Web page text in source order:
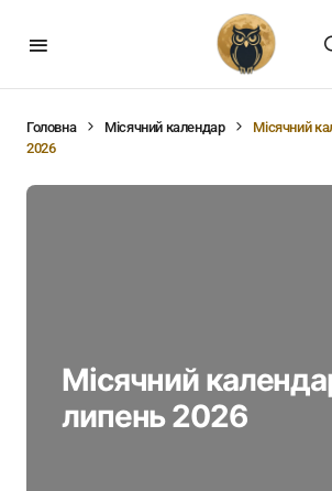
PL
Головна Місячний календар
Місячний
2026
Місячний
липень 2026